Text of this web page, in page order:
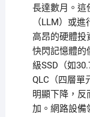
長達數月。這
（LLM）或
高昂的硬體投
快閃記憶體的
級SSD（如
QLC（四層單
明顯下降，反
加。網路設備